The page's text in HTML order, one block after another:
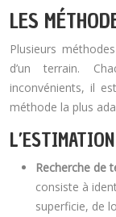
LES
Plusieurs
d’un terrain.
inconvénients, il
méthode la plus
Recherche de
consiste à
superficie, de